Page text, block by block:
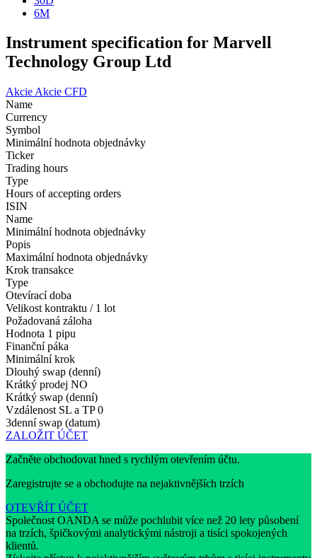
6M
Instrument specification for Marvell
Technology Group Ltd
Akcie Akcie CFD
Name
Currency
Symbol
Minimální hodnota objednávky
Ticker
Trading hours
Type
Hours of accepting orders
ISIN
Name
Minimální hodnota objednávky
Popis
Maximální hodnota objednávky
Krok transakce
Type
Otevírací doba
Velikost kontraktu / 1 lot
Požadovaná záloha
Hodnota 1 pipu
Finanční páka
Minimální krok
Dlouhý swap (denní)
Krátký prodej NO
Krátký swap (denní)
Vzdálenost SL a TP 0
3denní swap (datum)
ZALOŽIT ÚČET
Začněte obchodovat hned s rychlým otevřením účtu.
Zaregistrujte se a obchodujte na nejaktivnějších trzích
OTEVŘÍT ÚČET
Společnost OANDA se může pochlubit více než 20 lety působení
na trzích, špičkovými analytickými nástroji a tisíci spokojených
klientů.